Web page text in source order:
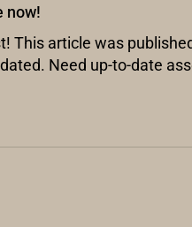
now!
This article was
Need up-to-date